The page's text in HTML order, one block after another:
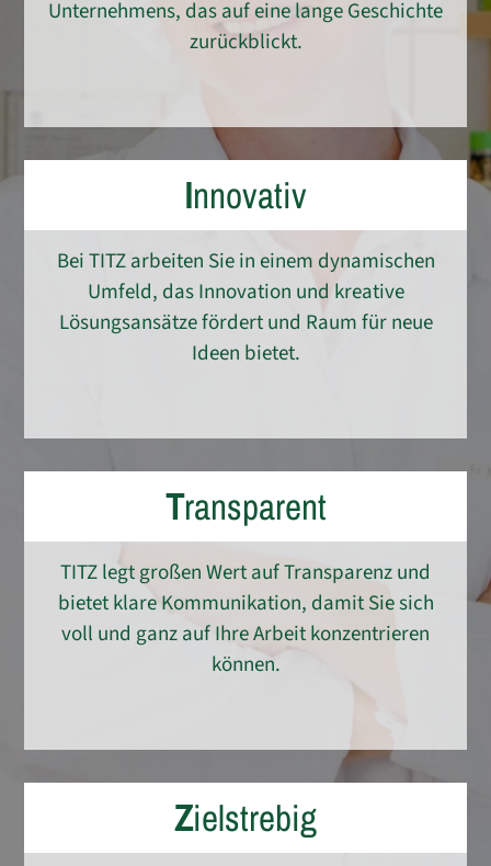
Unternehmens, das auf eine lange Geschichte
zurückblickt.
Innovativ
Bei TITZ arbeiten Sie in einem dynamischen
Umfeld, das Innovation und kreative
Lösungsansätze fördert und Raum für neue
Ideen bietet.
Transparent
TITZ legt großen Wert auf Transparenz und
bietet klare Kommunikation, damit Sie sich
voll und ganz auf Ihre Arbeit konzentrieren
können.
Zielstrebig